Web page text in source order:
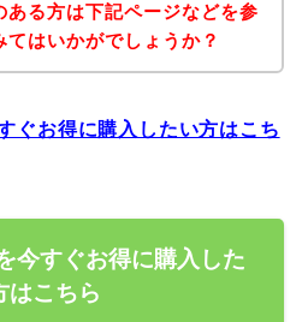
ある方は下記ページなどを参
てはいかがでしょうか？
ぐお得に購入したい方はこち
今すぐお得に購入した
はこちら